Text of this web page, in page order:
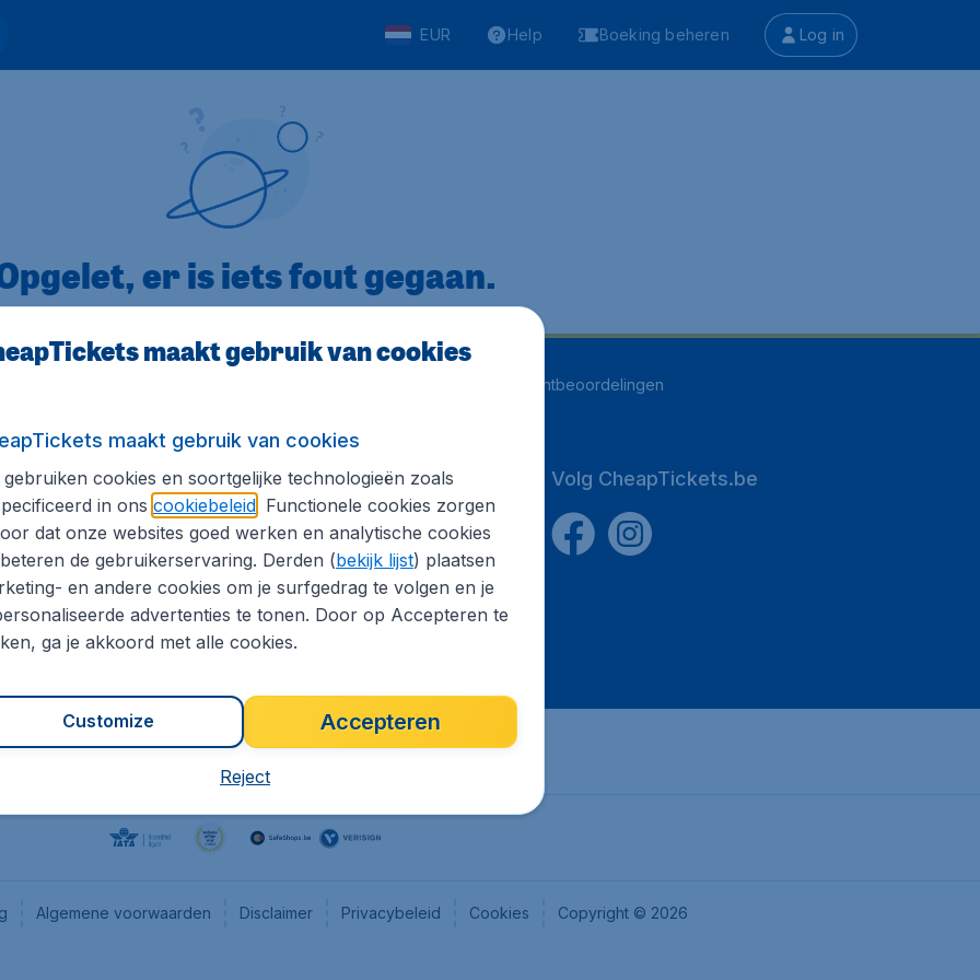
EUR Help Boeking beheren Log in
er is iets fout gegaan.
klantbeoordelingen
informatie
Internationale sites
Flugladen.de
CheapTickets.ch
CheapTickets.nl
CheapTickets.sg
Volg CheapTickets.be
Algemene voorwaarden Disclaimer Privacybeleid Cookies Copyright © 2026
maakt gebruik van cookies
maakt gebruik van cookies
gebruiken cookies en soortgelijke technologieën zoals
in ons cookiebeleid. Functionele cookies zorgen
dat onze websites goed werken en analytische cookies
de gebruikerservaring. Derden (bekijk lijst) plaatsen
en andere cookies om je surfgedrag te volgen en je
advertenties te tonen. Door op Accepteren te
ga je akkoord met alle cookies.
Accepteren
Customize
Reject